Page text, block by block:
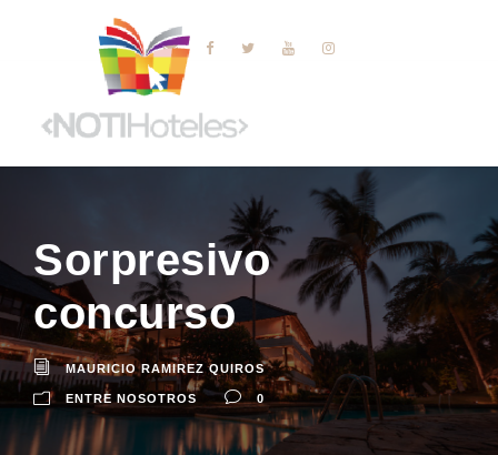
Sorpresivo
concurso
MAURICIO RAMIREZ QUIROS
ENTRE NOSOTROS 0